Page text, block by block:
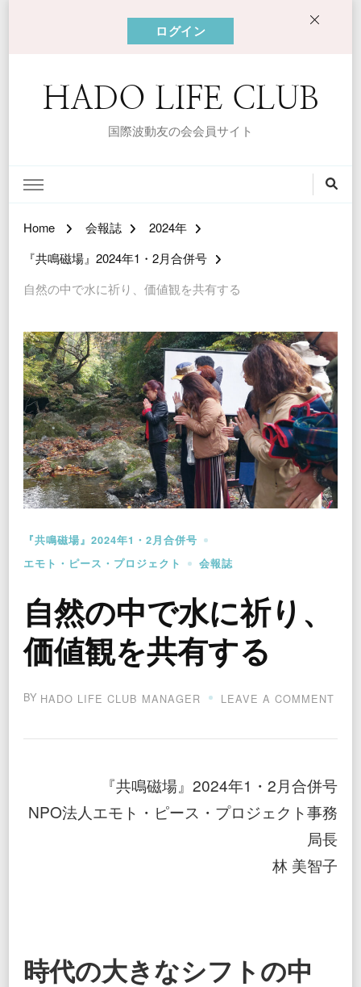
ログイン
HADO LIFE CLUB
国際波動友の会会員サイト
Home 会報誌
2024年
『共鳴磁場』2024年1・2月合併号
自然の中で水に祈り、価値観を共有する
『共鳴磁場』2024年1・2月合併号
エモト・ピース・プロジェクト
会報誌
自然の中で水に祈り、
価値観を共有する
BY HADO LIFE CLUB MANAGER LEAVE A COMMENT
の
水
に
祈
り、
価
値
『共鳴磁場』2024年1・2月合併号
NPO法人エモト・ピース・プロジェクト事務
局長
林 美智子
時代の大きなシフトの中